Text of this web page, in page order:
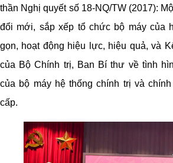
thần Nghị quyết số 18-NQ/TW (2017):
đổi mới, sắp xếp tổ chức bộ máy của
gọn, hoạt động hiệu lực, hiệu quả, và
của Bộ Chính trị, Ban Bí thư về tình
của bộ máy hệ thống chính trị và
cấp.